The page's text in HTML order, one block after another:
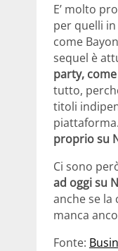
E’ molto
per quelli
come
sequel è
party,
tutto,
titoli
proprio su
Ci sono
ad oggi su
anche se
manca
Fonte: